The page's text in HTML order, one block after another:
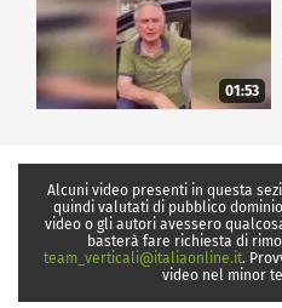
01:53
Alcuni video presenti in questa
quindi valutati di pubblico
video o gli autori avessero
basterà fare richiesta di
team_verticali@italiaonline.it.
video nel minor